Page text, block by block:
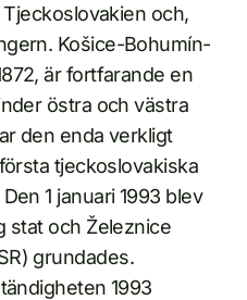
och,
Košice-Bohumín-
är fortfarande en
östra och västra
den enda verkligt
tjeckoslovakiska
1 januari 1993 blev
stat och Železnice
grundades.
1993